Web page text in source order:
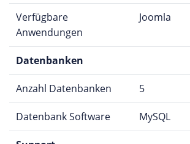
Verfügbare
Anwendungen
Joomla
Datenbanken
Anzahl Datenbanken 5
Datenbank Software MySQL